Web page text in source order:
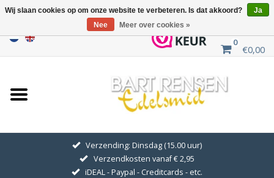
0
€0,00
Home
Uitverkoop
GOUDEN SYMBOLEN
Verzending: Dinsdag (15.00 uur)
Verzendkosten vanaf € 2,95
iDEAL - Paypal - Creditcards - etc.
Wij slaan cookies op om onze website te verbeteren. Is dat akkoord?
Ja
Nee
Meer over cookies »